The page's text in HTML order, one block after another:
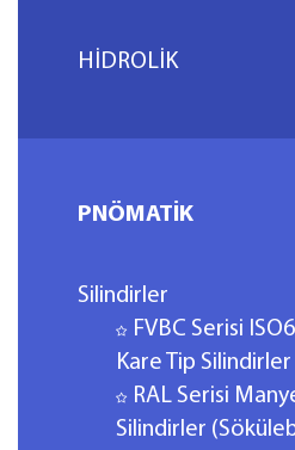
HİDROLİK
PNÖMATİK
Silindirler
FVBC Serisi
Kare Tip Silindirler
RAL Serisi
Silindirler